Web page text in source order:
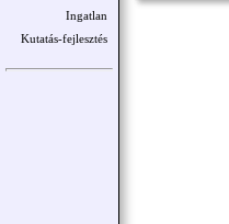
Ingatlan
Kutatás-fejlesztés